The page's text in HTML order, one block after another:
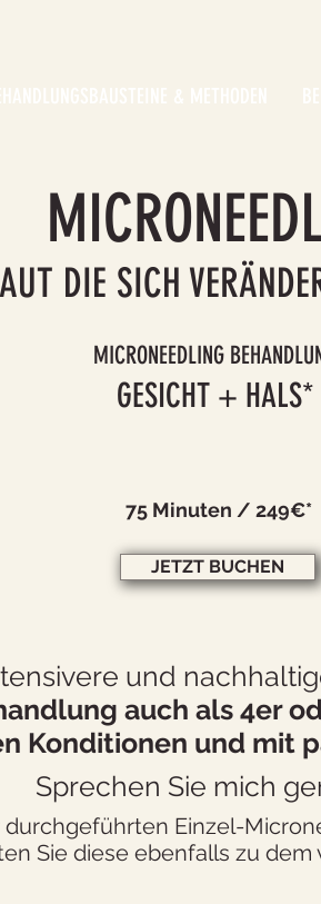
DIE SICH
MICRONEEDLING
GESICHT + HALS*
75 Minuten / 249€*
JETZT BUCHEN
und
auch als 4er
Konditionen und mit
Sprechen Sie mich
durchgeführten Einzel-
Sie diese ebenfalls zu